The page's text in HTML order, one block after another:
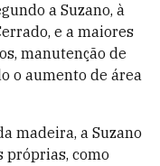
a Suzano, à
e a maiores
manutenção de
o aumento de área
madeira, a Suzano
próprias, como